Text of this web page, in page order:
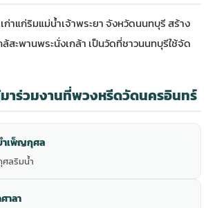
าแก่ริมแม่น้ำเจ้าพระยา จังหวัดนนทบุรี สร้าง
สะพานพระนั่งเกล้า เป็นวัดที่ชาวนนทบุรีใช้จัด
าร่วมงานที่พวงหรีดวัดนครอินทร์
ำเพ็ญกุศล
ลริมน้ำ
าลา